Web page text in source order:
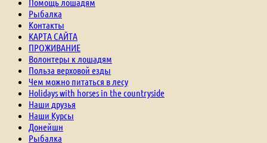
Рыбалка
Контакты
КАРТА САЙТА
ПРОЖИВАНИЕ
Волонтеры к лошадям
Польза верховой езды
Чем можно питаться в лесу
Holidays with horses in the countryside
Наши друзья
Наши Курсы
Донейшн
Рыбалка